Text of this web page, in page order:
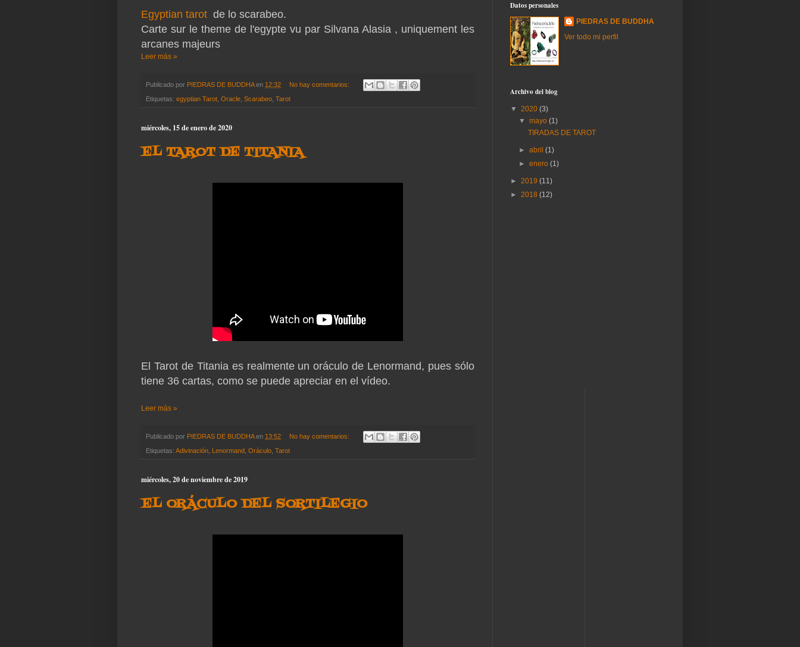
Egyptian tarot de lo scarabeo.
Carte sur le theme de l'egypte vu par Silvana Alasia , uniquement les
arcanes majeurs
Leer más »
Publicado por PIEDRAS DE BUDDHA en 12:32 No hay comentarios:
Etiquetas: egyptian Tarot Oracle Scarabeo Tarot
miércoles, 15 de enero de 2020
EL TAROT DE TITANIA
El Tarot de Titania es realmente un oráculo de Lenormand, pues sólo
tiene 36 cartas, como se puede apreciar en el vídeo.
Leer más »
Publicado por PIEDRAS DE BUDDHA en 13:52 No hay comentarios:
Etiquetas: Adivinación Lenormand Oráculo Tarot
miércoles, 20 de noviembre de 2019
EL ORÁCULO DEL SORTILEGIO
Datos personales
PIEDRAS DE BUDDHA
Ver todo mi perfil
Archivo del blog
▼ 2020 (3)
▼mayo(1)
TIRADAS DE TAROT
►abril(1)
►enero(1)
► 2019 (11)
► 2018 (12)